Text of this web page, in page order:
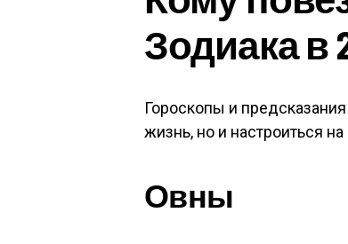
Зодиака в
Гороскопы и
жизнь, но и настроиться
Овны